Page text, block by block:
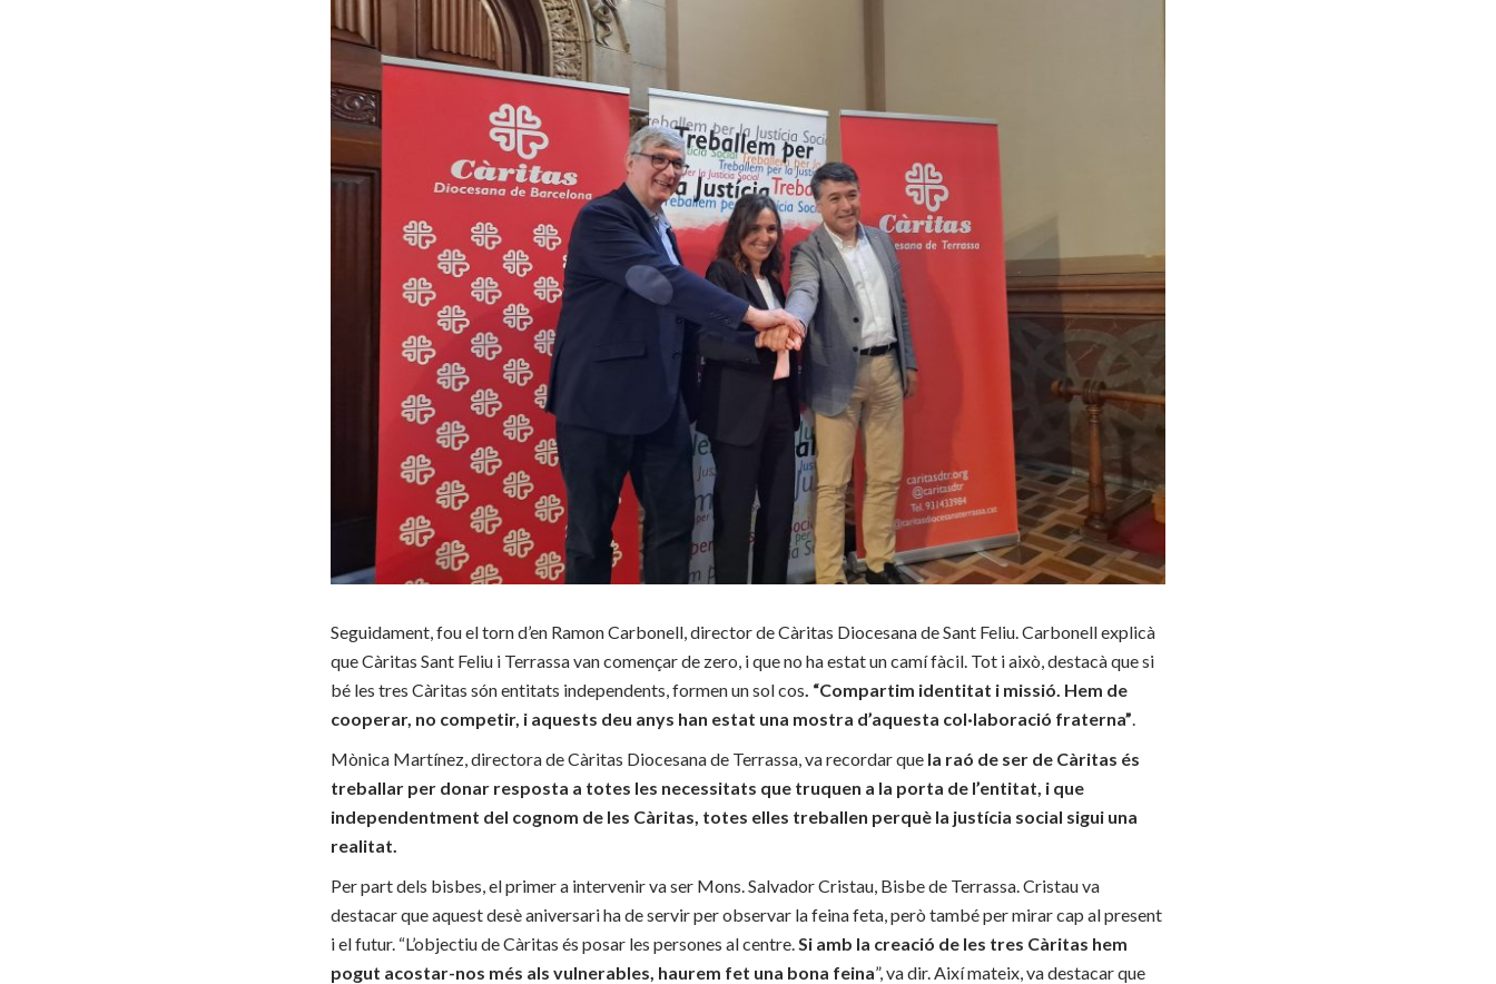
Seguidament, fou el torn d’en Ramon Carbonell, director de Càritas Diocesana de Sant Feliu. Carbonell explicà
que Càritas Sant Feliu i Terrassa van començar de zero, i que no ha estat un camí fàcil. Tot i això, destacà que si
bé les tres Càritas són entitats independents, formen un sol cos. “Compartim identitat i missió. Hem de
cooperar, no competir, i aquests deu anys han estat una mostra d’aquesta col·laboració fraterna”.
Mònica Martínez, directora de Càritas Diocesana de Terrassa, va recordar que la raó de ser de Càritas és
treballar per donar resposta a totes les necessitats que truquen a la porta de l’entitat, i que
independentment del cognom de les Càritas, totes elles treballen perquè la justícia social sigui una
realitat.
Per part dels bisbes, el primer a intervenir va ser Mons. Salvador Cristau, Bisbe de Terrassa. Cristau va
destacar que aquest desè aniversari ha de servir per observar la feina feta, però també per mirar cap al present
i el futur. “L’objectiu de Càritas és posar les persones al centre.Si amb la creació de les tres Càritas hem
pogut acostar-nos més als vulnerables, haurem fet una bona feina”, va dir. Així mateix, va destacar que